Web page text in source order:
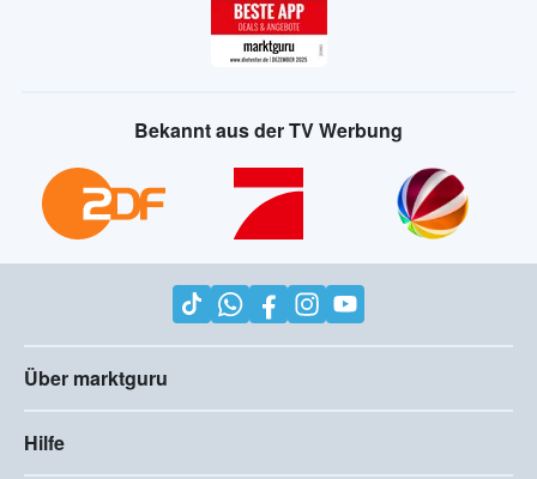
Bekannt aus der TV Werbung
Über marktguru
Hilfe